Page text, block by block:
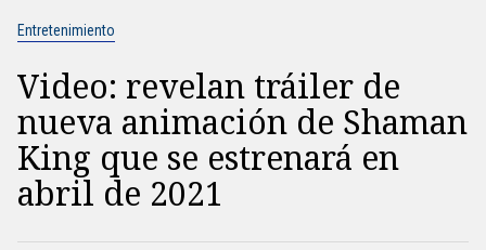
Entretenimiento
Video: revelan tráiler de
nueva animación de Shaman
King que se estrenará en
abril de 2021